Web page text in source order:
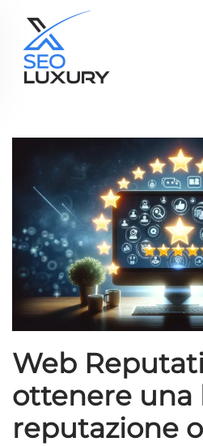
Skip to main content
Web
ottenere una
reputazione